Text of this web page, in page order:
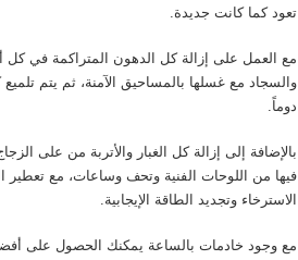
تعود كما كانت جديدة.
مع العمل على إزالة كل الدهون المتراكمة في كل
والسجاد مع غسلها بالمساحيق الآمنة، ثم يتم
دوماً.
بالإضافة إلى إزالة كل الغبار والأتربة من على
فيها من اللوحات الفنية وتحف وساعات، مع
الاسترخاء وتجديد الطاقة الإيجابية.
مع وجود خادمات بالساعة يمكنك الحصول على